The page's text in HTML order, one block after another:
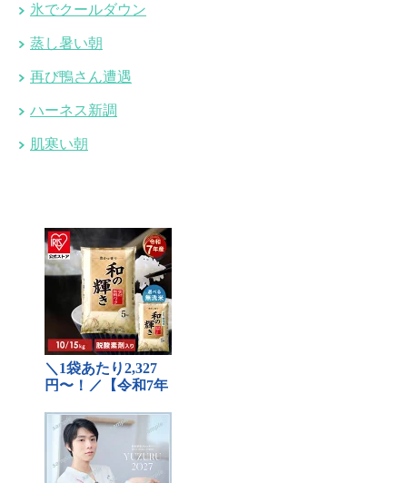
氷でクールダウン
蒸し暑い朝
再び鴨さん遭遇
ハーネス新調
肌寒い朝